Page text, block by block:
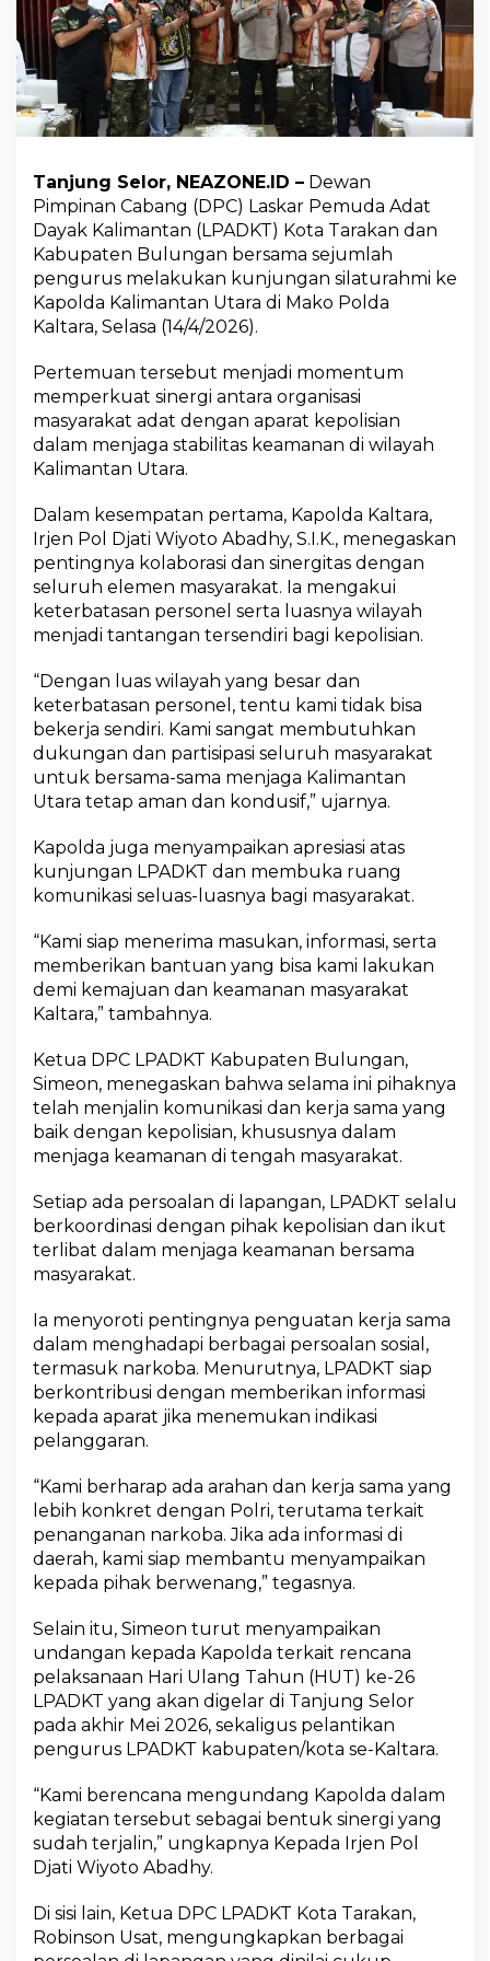
K
a
p
o
l
d
a
l
t
a
r
T
e
r
m
K
u
n
j
g
a
n
S
l
a
u
r
a
h
m
i
P
g
u
r
s
P
A
D
T
Tanjung Selor, NEAZONE.ID – Dewan
Pimpinan Cabang (DPC) Laskar Pemuda Adat
Dayak Kalimantan (LPADKT) Kota Tarakan dan
Kabupaten Bulungan bersama sejumlah
pengurus melakukan kunjungan silaturahmi ke
Kapolda Kalimantan Utara di Mako Polda
Kaltara, Selasa (14/4/2026).
Pertemuan tersebut menjadi momentum
memperkuat sinergi antara organisasi
masyarakat adat dengan aparat kepolisian
dalam menjaga stabilitas keamanan di wilayah
Kalimantan Utara.
Dalam kesempatan pertama, Kapolda Kaltara,
Irjen Pol Djati Wiyoto Abadhy, S.I.K., menegaskan
pentingnya kolaborasi dan sinergitas dengan
seluruh elemen masyarakat. Ia mengakui
keterbatasan personel serta luasnya wilayah
menjadi tantangan tersendiri bagi kepolisian.
“Dengan luas wilayah yang besar dan
keterbatasan personel, tentu kami tidak bisa
bekerja sendiri. Kami sangat membutuhkan
dukungan dan partisipasi seluruh masyarakat
untuk bersama-sama menjaga Kalimantan
Utara tetap aman dan kondusif,” ujarnya.
Kapolda juga menyampaikan apresiasi atas
kunjungan LPADKT dan membuka ruang
komunikasi seluas-luasnya bagi masyarakat.
“Kami siap menerima masukan, informasi, serta
memberikan bantuan yang bisa kami lakukan
demi kemajuan dan keamanan masyarakat
Kaltara,” tambahnya.
Ketua DPC LPADKT Kabupaten Bulungan,
Simeon, menegaskan bahwa selama ini pihaknya
telah menjalin komunikasi dan kerja sama yang
baik dengan kepolisian, khususnya dalam
menjaga keamanan di tengah masyarakat.
Setiap ada persoalan di lapangan, LPADKT selalu
berkoordinasi dengan pihak kepolisian dan ikut
terlibat dalam menjaga keamanan bersama
masyarakat.
Ia menyoroti pentingnya penguatan kerja sama
dalam menghadapi berbagai persoalan sosial,
termasuk narkoba. Menurutnya, LPADKT siap
berkontribusi dengan memberikan informasi
kepada aparat jika menemukan indikasi
pelanggaran.
“Kami berharap ada arahan dan kerja sama yang
lebih konkret dengan Polri, terutama terkait
penanganan narkoba. Jika ada informasi di
daerah, kami siap membantu menyampaikan
kepada pihak berwenang,” tegasnya.
Selain itu, Simeon turut menyampaikan
undangan kepada Kapolda terkait rencana
pelaksanaan Hari Ulang Tahun (HUT) ke-26
LPADKT yang akan digelar di Tanjung Selor
pada akhir Mei 2026, sekaligus pelantikan
pengurus LPADKT kabupaten/kota se-Kaltara.
“Kami berencana mengundang Kapolda dalam
kegiatan tersebut sebagai bentuk sinergi yang
sudah terjalin,” ungkapnya Kepada Irjen Pol
Djati Wiyoto Abadhy.
Di sisi lain, Ketua DPC LPADKT Kota Tarakan,
Robinson Usat, mengungkapkan berbagai